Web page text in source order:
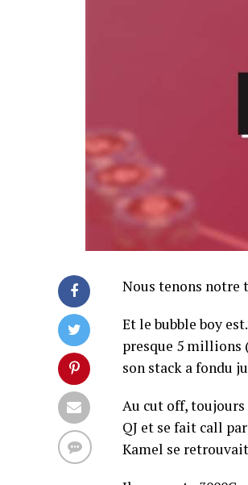
Nous tenons notre
Et le bubble boy
presque 5 millions
son stack a fondu
Au cut off, toujours
QJ et se fait call
Kamel se